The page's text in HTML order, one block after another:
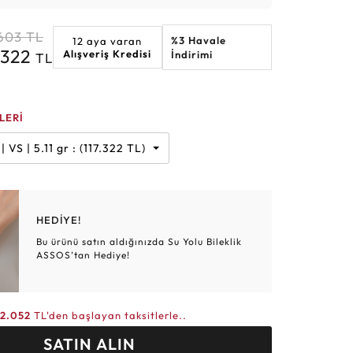
TL
TL
12 aya varan
Alışveriş Kredisi
%3 Havale
İndirimi
| G | VS | 5.11 gr : (117.322 TL)
HEDİYE!
Bu ürünü satın aldığınızda Su Yolu Bileklik
ASSOS’tan Hediye!
TL'den başlayan taksitlerle..
SATIN ALIN